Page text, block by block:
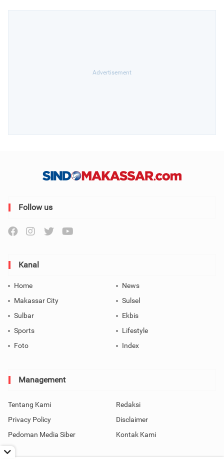
Follow us
Kanal
Home
News
Makassar City
Sulsel
Sulbar
Ekbis
Sports
Lifestyle
Foto
Index
Management
Tentang Kami
Redaksi
Privacy Policy
Disclaimer
Pedoman Media Siber
Kontak Kami